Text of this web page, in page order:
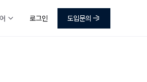
로그인 도입문의